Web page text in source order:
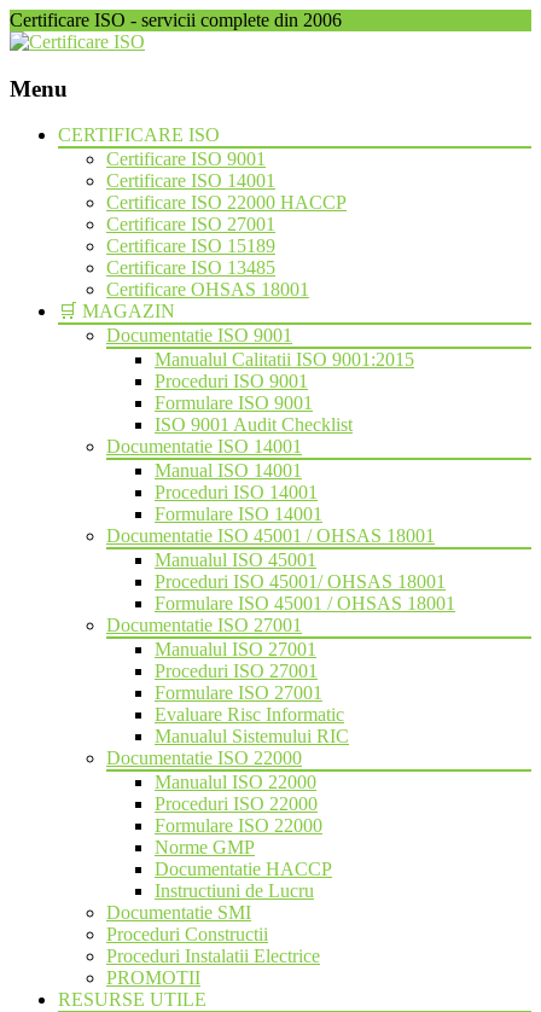
Certificare ISO - servicii complete din 2006
Menu
Skip
CERTIFICARE ISO
Certificare ISO 9001
Certificare ISO 14001
Certificare ISO 22000 HACCP
Certificare ISO 27001
Certificare ISO 15189
Certificare ISO 13485
Certificare OHSAS 18001
🛒 MAGAZIN
Documentatie ISO 9001
Manualul Calitatii ISO 9001:2015
Proceduri ISO 9001
Formulare ISO 9001
ISO 9001 Audit Checklist
Documentatie ISO 14001
Manual ISO 14001
Proceduri ISO 14001
Formulare ISO 14001
Documentatie ISO 45001 / OHSAS 18001
Manualul ISO 45001
Proceduri ISO 45001/ OHSAS 18001
Formulare ISO 45001 / OHSAS 18001
Documentatie ISO 27001
Manualul ISO 27001
Proceduri ISO 27001
Formulare ISO 27001
Evaluare Risc Informatic
Manualul Sistemului RIC
Documentatie ISO 22000
Manualul ISO 22000
Proceduri ISO 22000
Formulare ISO 22000
Norme GMP
Documentatie HACCP
Instructiuni de Lucru
Documentatie SMI
Proceduri Constructii
Proceduri Instalatii Electrice
PROMOTII
RESURSE UTILE